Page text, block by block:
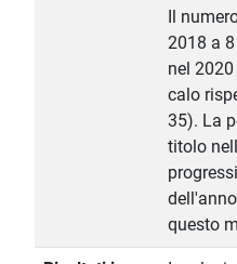
Il
2018 a
nel
calo
35). La
titolo
questo